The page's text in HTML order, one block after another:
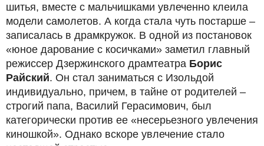
шитья, вместе с мальчишками увлеченно клеила
модели самолетов. А когда стала чуть постарше –
записалась в драмкружок. В одной из постановок
«юное дарование с косичками» заметил главный
режиссер Дзержинского драмтеатра Борис
Райский. Он стал заниматься с Изольдой
индивидуально, причем, в тайне от родителей –
строгий папа, Василий Герасимович, был
категорически против ее «несерьезного увлечения
киношкой». Однако вскоре увлечение стало